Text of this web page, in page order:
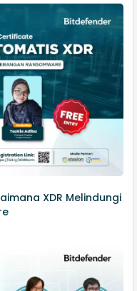
XDR Melindungi